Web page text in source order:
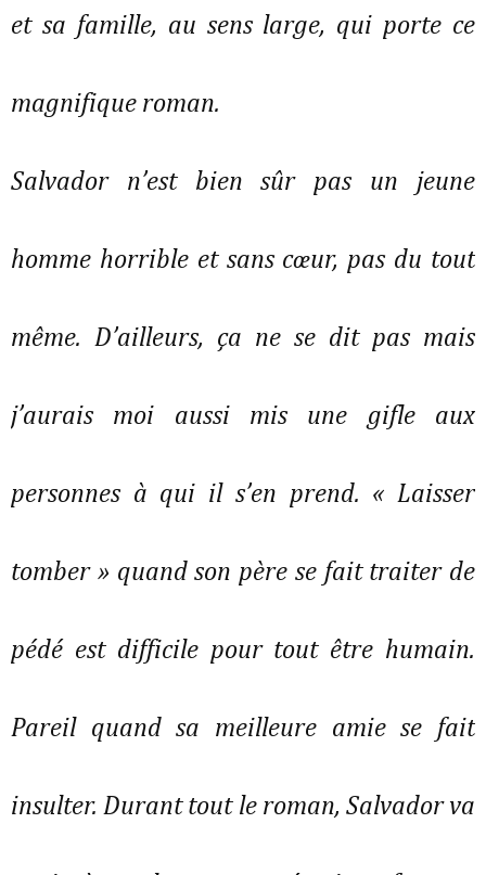
et sa famille, au sens large, qui porte ce
magnifique roman.
Salvador n’est bien sûr pas un jeune
homme horrible et sans cœur, pas du tout
même. D’ailleurs, ça ne se dit pas mais
j’aurais moi aussi mis une gifle aux
personnes à qui il s’en prend. « Laisser
tomber » quand son père se fait traiter de
pédé est difficile pour tout être humain.
Pareil quand sa meilleure amie se fait
insulter. Durant tout le roman, Salvador va